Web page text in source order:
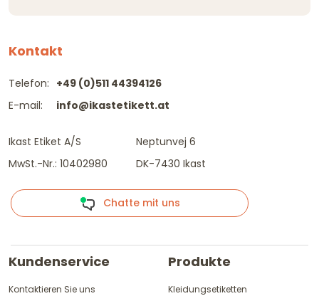
Kontakt
Telefon:
E-mail:
+49 (0)511 44394126
info@ikastetikett.at
Ikast Etiket A/S
MwSt.-Nr.: 10402980
Neptunvej 6
DK-7430 Ikast
Chatte mit uns
Kundenservice
Kontaktieren Sie uns
Produkte
Kleidungsetiketten